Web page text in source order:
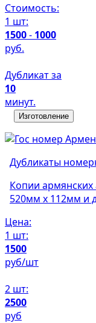
Стоимость:
1 шт:
1500- 1000
руб.
Дубликат за
10
минут.
Изготовление
Дубликаты
Копии армянских
520мм х 112мм и
Цена:
1 шт:
1500
руб/шт
2 шт:
2500
руб